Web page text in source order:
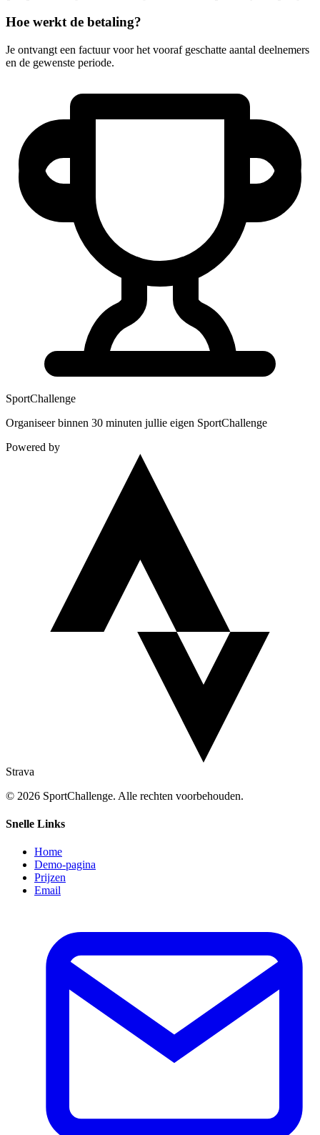
Hoe werkt de betaling?
Je ontvangt een factuur voor het vooraf geschatte aantal deelnemers
en de gewenste periode.
SportChallenge
Organiseer binnen 30 minuten jullie eigen SportChallenge
Powered by
Strava
© 2026 SportChallenge. Alle rechten voorbehouden.
Snelle Links
Home
Demo-pagina
Prijzen
Email